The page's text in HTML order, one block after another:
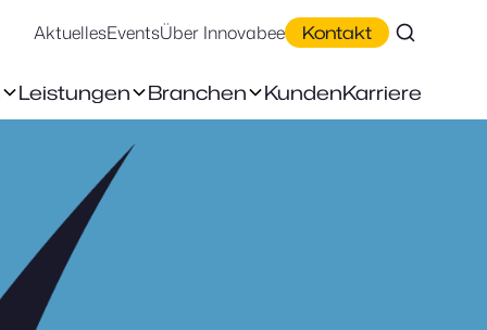
AktuellesEventsÜber Innovabee Kontakt
Leistungen Branchen KundenKarriere